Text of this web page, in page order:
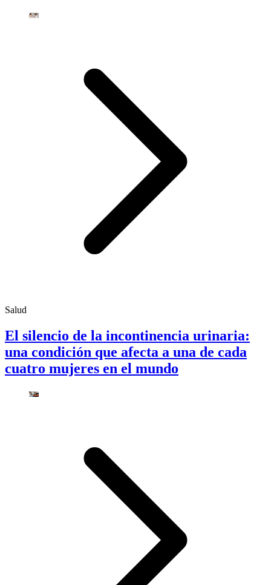
Salud
El silencio de la incontinencia urinaria:
una condición que afecta a una de cada
cuatro mujeres en el mundo